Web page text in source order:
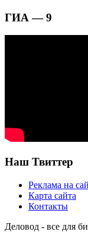
ГИА — 9
Наш Твиттер
Реклама на
Карта сайта
Контакты
Деловод - все для